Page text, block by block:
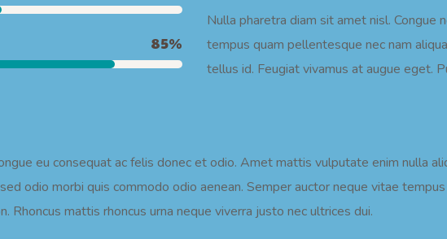
85%
Nulla pharetra diam sit amet nisl. Congue
tempus quam pellentesque nec nam
tellus id. Feugiat vivamus at augue eget.
eu consequat ac felis donec et odio. Amet mattis vulputate enim nulla
odio morbi quis commodo odio aenean. Semper auctor neque vitae
mattis rhoncus urna neque viverra justo nec ultrices dui.